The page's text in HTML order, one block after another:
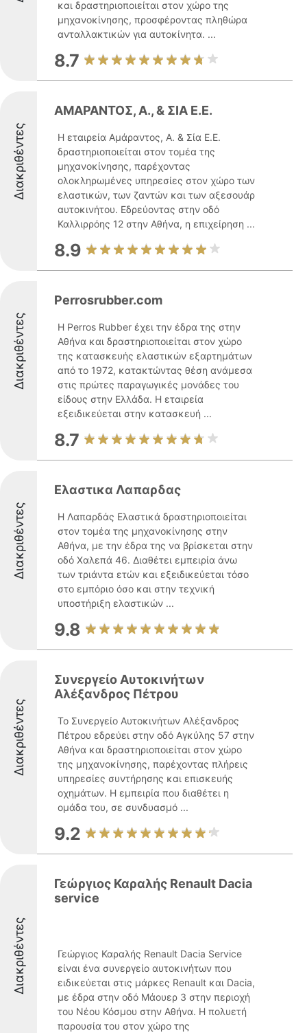
και δραστηριοποιείται στον χώρο της
μηχανοκίνησης, προσφέροντας πληθώρα
ανταλλακτικών για αυτοκίνητα. ...
8.7
Διακριθέντες
ΑΜΑΡΑΝΤΟΣ, Α., & ΣΙΑ Ε.Ε.
Η εταιρεία Αμάραντος, Α. & Σία Ε.Ε.
δραστηριοποιείται στον τομέα της
μηχανοκίνησης, παρέχοντας
ολοκληρωμένες υπηρεσίες στον χώρο των
ελαστικών, των ζαντών και των αξεσουάρ
αυτοκινήτου. Εδρεύοντας στην οδό
Καλλιρρόης 12 στην Αθήνα, η επιχείρηση ...
8.9
Διακριθέντες
Perrosrubber.com
Η Perros Rubber έχει την έδρα της στην
Αθήνα και δραστηριοποιείται στον χώρο
της κατασκευής ελαστικών εξαρτημάτων
από το 1972, κατακτώντας θέση ανάμεσα
στις πρώτες παραγωγικές μονάδες του
είδους στην Ελλάδα. Η εταιρεία
εξειδικεύεται στην κατασκευή ...
8.7
Διακριθέντες
Ελαστικα Λαπαρδας
Η Λαπαρδάς Ελαστικά δραστηριοποιείται
στον τομέα της μηχανοκίνησης στην
Αθήνα, με την έδρα της να βρίσκεται στην
οδό Χαλεπά 46. Διαθέτει εμπειρία άνω
των τριάντα ετών και εξειδικεύεται τόσο
στο εμπόριο όσο και στην τεχνική
υποστήριξη ελαστικών ...
9.8
Διακριθέντες
Συνεργείο Αυτοκινήτων
Αλέξανδρος Πέτρου
Το Συνεργείο Αυτοκινήτων Αλέξανδρος
Πέτρου εδρεύει στην οδό Αγκύλης 57 στην
Αθήνα και δραστηριοποιείται στον χώρο
της μηχανοκίνησης, παρέχοντας πλήρεις
υπηρεσίες συντήρησης και επισκευής
οχημάτων. Η εμπειρία που διαθέτει η
ομάδα του, σε συνδυασμό ...
9.2
Διακριθέντες
Γεώργιος Καραλής Renault Dacia
service
Γεώργιος Καραλής Renault Dacia Service
είναι ένα συνεργείο αυτοκινήτων που
ειδικεύεται στις μάρκες Renault και Dacia,
με έδρα στην οδό Μάουερ 3 στην περιοχή
του Νέου Κόσμου στην Αθήνα. Η πολυετή
παρουσία του στον χώρο της